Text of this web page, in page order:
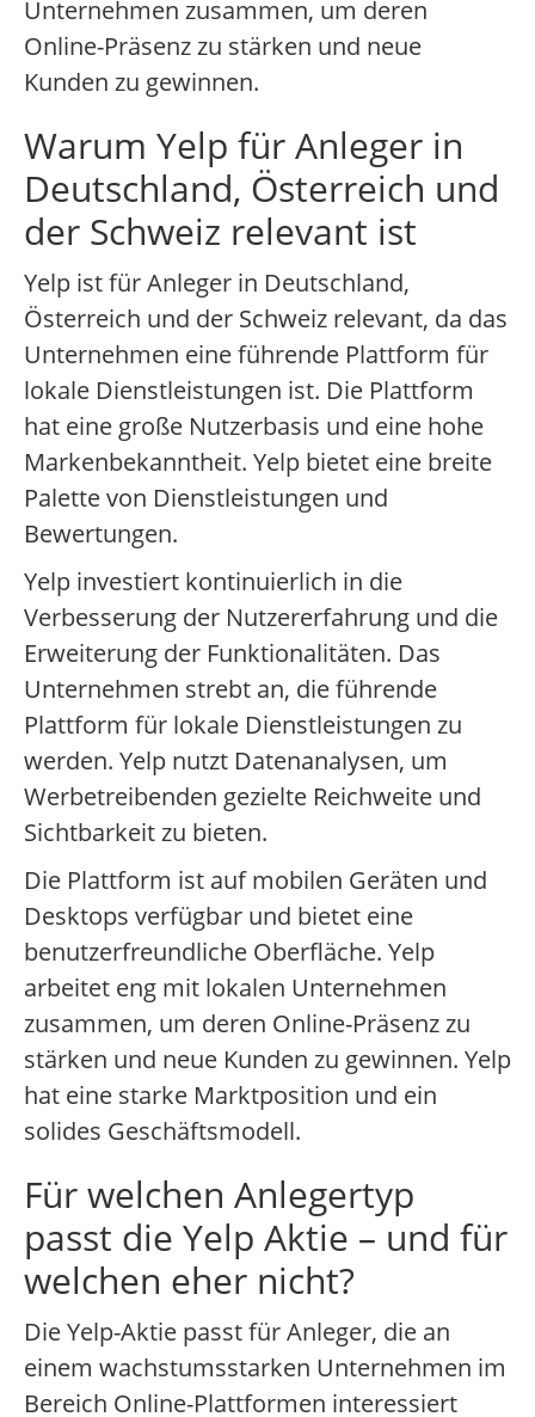
Unternehmen zusammen, um deren
Online-Präsenz zu stärken und neue
Kunden zu gewinnen.
Warum Yelp für Anleger in
Deutschland, Österreich und
der Schweiz relevant ist
Yelp ist für Anleger in Deutschland,
Österreich und der Schweiz relevant, da das
Unternehmen eine führende Plattform für
lokale Dienstleistungen ist. Die Plattform
hat eine große Nutzerbasis und eine hohe
Markenbekanntheit. Yelp bietet eine breite
Palette von Dienstleistungen und
Bewertungen.
Yelp investiert kontinuierlich in die
Verbesserung der Nutzererfahrung und die
Erweiterung der Funktionalitäten. Das
Unternehmen strebt an, die führende
Plattform für lokale Dienstleistungen zu
werden. Yelp nutzt Datenanalysen, um
Werbetreibenden gezielte Reichweite und
Sichtbarkeit zu bieten.
Die Plattform ist auf mobilen Geräten und
Desktops verfügbar und bietet eine
benutzerfreundliche Oberfläche. Yelp
arbeitet eng mit lokalen Unternehmen
zusammen, um deren Online-Präsenz zu
stärken und neue Kunden zu gewinnen. Yelp
hat eine starke Marktposition und ein
solides Geschäftsmodell.
Für welchen Anlegertyp
passt die Yelp Aktie – und für
welchen eher nicht?
Die Yelp-Aktie passt für Anleger, die an
einem wachstumsstarken Unternehmen im
Bereich Online-Plattformen interessiert